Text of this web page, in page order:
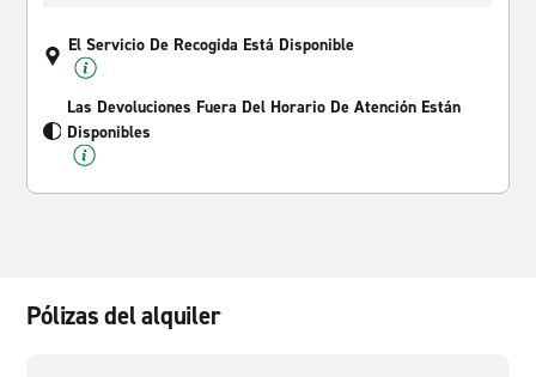
El Servicio De Recogida Está Disponible
Las Devoluciones Fuera Del Horario De Atención Están
Disponibles
Pólizas del alquiler